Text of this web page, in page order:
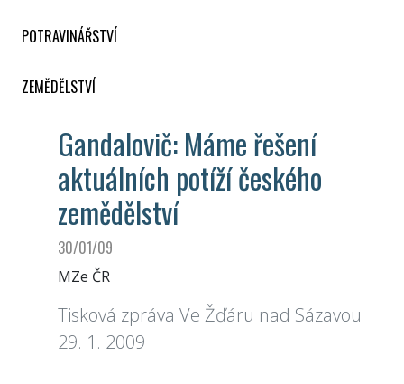
POTRAVINÁŘSTVÍ
ZEMĚDĚLSTVÍ
Gandalovič: Máme řešení
aktuálních potíží českého
zemědělství
30/01/09
MZe ČR
Tisková zpráva Ve Žďáru nad Sázavou
29. 1. 2009